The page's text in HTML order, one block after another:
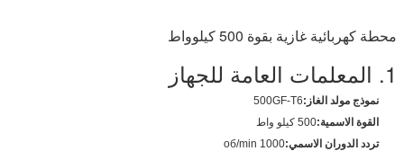
محطة كهربائية غازية بقوة 500 كيلوواط
1. المعلمات العامة للجهاز
نموذج مولد الغاز:500GF-T6
القوة الاسمية:500 كيلو واط
تردد الدوران الاسمي:1000 об/min